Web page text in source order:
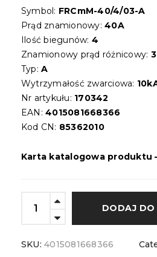
Symbol: FRCmM-40/4/03-A
Prąd znamionowy:40A
Ilość biegunów: 4
Znamionowy prąd różnicowy:
Typ:A
Wytrzymałość zwarciowa:
Nr artykułu: 170342
EAN:4015081668366
Kod CN: 85362010
Karta katalogowa produktu
DODAJ DO
SKU:4015081668366